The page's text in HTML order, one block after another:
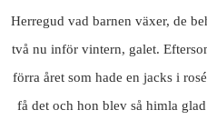
Herregud vad barnen växer, de
två nu inför vintern, galet.
förra året som hade en jacks i
få det och hon blev så himla